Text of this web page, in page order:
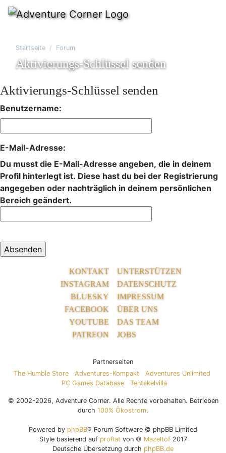
Startseite Forum
Aktivierungs-Schlüssel senden
Aktivierungs-Schlüssel senden
Benutzername:
E-Mail-Adresse:
Du musst die E-Mail-Adresse angeben, die in deinem
Profil hinterlegt ist. Diese hast du bei der Registrierung
angegeben oder nachträglich in deinem persönlichen
Bereich geändert.
KONTAKT
INSTAGRAM
BLUESKY
FACEBOOK
YOUTUBE
PATREON
UNTERSTÜTZEN
DATENSCHUTZ
IMPRESSUM
ÜBER UNS
DAS TEAM
JOBS
Partnerseiten
The Humble Store
Adventures-Kompakt
Adventures Unlimited
PC Games Database
Tentakelvilla
© 2002-2026, Adventure Corner. Alle Rechte vorbehalten. Betrieben
durch 100% Ökostrom.
Powered by phpBB® Forum Software © phpBB Limited
Style basierend auf proflat von © Mazeltof2017
Deutsche Übersetzung durch phpBB.de